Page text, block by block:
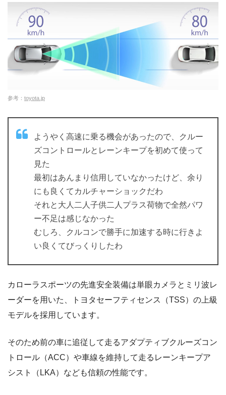
参考： toyota.jp
ようやく高速に乗る機会があったので、クルー
ズコントロールとレーンキープを初めて使って
見た
最初はあんまり信用していなかったけど、余り
にも良くてカルチャーショックだわ
それと大人二人子供二人プラス荷物で全然パワ
ー不足は感じなかった
むしろ、クルコンで勝手に加速する時に行きよ
い良くてびっくりしたわ
カローラスポーツの先進安全装備は単眼カメラとミリ波レ
ーダーを用いた、トヨタセーフティセンス（TSS）の上級
モデルを採用しています。
そのため前の車に追従して走るアダプティブクルーズコン
トロール（ACC）や車線を維持して走るレーンキープア
シスト（LKA）なども信頼の性能です。